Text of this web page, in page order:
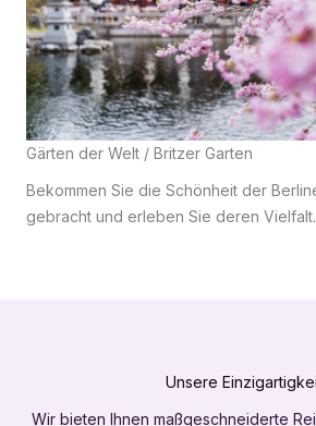
Gärten der Welt / Britzer Garten
Bekommen Sie die Schönheit der
gebracht und erleben Sie deren Vielfalt.
Unsere
Wir bieten Ihnen maßgeschneiderte